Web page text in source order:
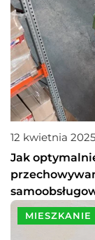
12 kwietnia 2025
Jak
MIESZKANIE